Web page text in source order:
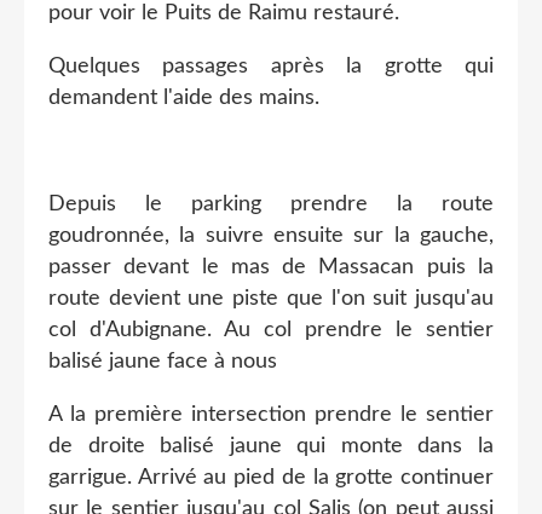
pour voir le Puits de Raimu restauré.
Quelques passages après la grotte qui
demandent l'aide des mains.
Depuis le parking prendre la route
goudronnée, la suivre ensuite sur la gauche,
passer devant le mas de Massacan puis la
route devient une piste que l'on suit jusqu'au
col d'Aubignane. Au col prendre le sentier
balisé jaune face à nous
A la première intersection prendre le sentier
de droite balisé jaune qui monte dans la
garrigue. Arrivé au pied de la grotte continuer
sur le sentier jusqu'au col Salis (on peut aussi